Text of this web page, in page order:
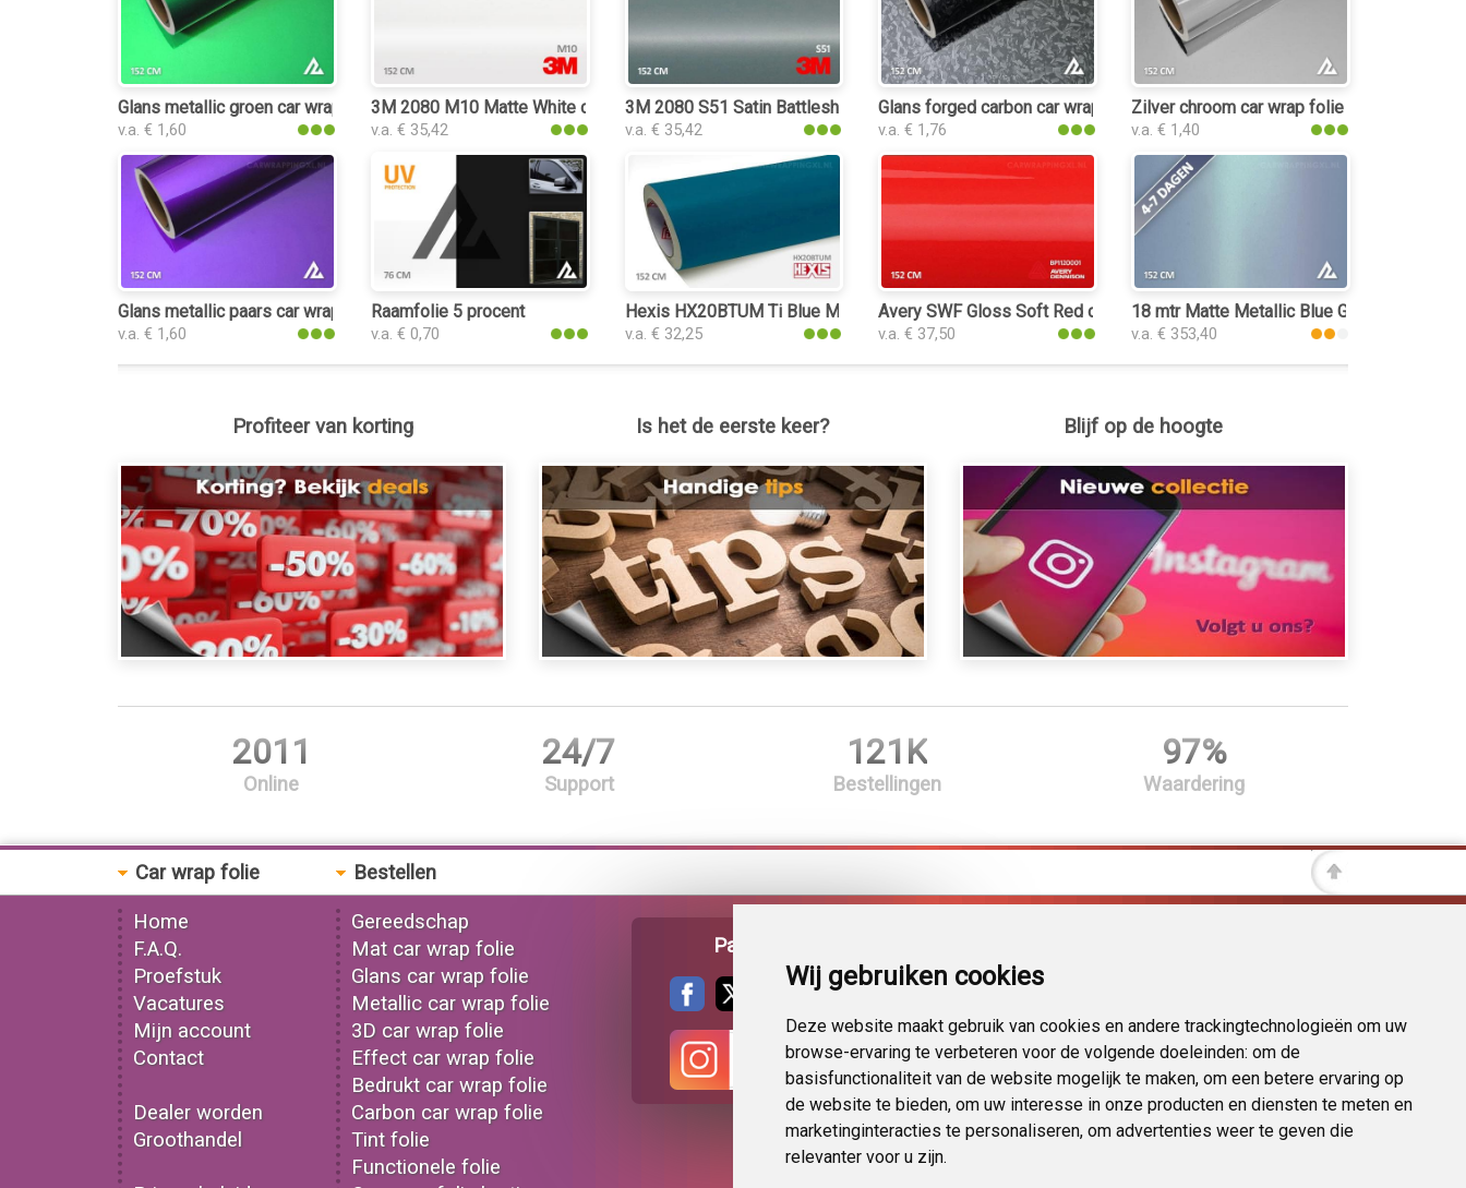
Wij gebruiken cookies
Deze website maakt gebruik van cookies en andere trackingtechnologieën om uw
browse-ervaring te verbeteren voor de volgende doeleinden: om de
basisfunctionaliteit van de website mogelijk te maken, om een betere ervaring op
de website te bieden, om uw interesse in onze producten en diensten te meten en
marketinginteracties te personaliseren, om advertenties weer te geven die
relevanter voor u zijn.
Glans metallic groen car wrap folie
v.a. € 1,60
3M 2080 M10 Matte White car wrap folie
v.a. € 35,42
3M 2080 S51 Satin Battleship Gray car wrap folie
v.a. € 35,42
Glans forged carbon car wrap folie
v.a. € 1,76
Zilver chroom car wrap folie
v.a. € 1,40
Glans metallic paars car wrap folie
v.a. € 1,60
Raamfolie 5 procent
v.a. € 0,70
Hexis HX20BTUM Ti Blue Matt car wrap folie
v.a. € 32,25
Avery SWF Gloss Soft Red car wrap folie
v.a. € 37,50
18 mtr Matte Metallic Blue Green 3081 car
v.a. € 353,40
Profiteer van korting Is het de eerste keer? Blijf op de hoogte
2011
Online
24/7
Support
121K
Bestellingen
97%
Waardering
Car wrap folie
Home
F.A.Q.
Proefstuk
Vacatures
Mijn account
Contact
Dealer worden
Groothandel
Bestellen
Gereedschap
Mat car wrap folie
Glans car wrap folie
Metallic car wrap folie
3D car wrap folie
Effect car wrap folie
Bedrukt car wrap folie
Carbon car wrap folie
Tint folie
Functionele folie
Pagina delen